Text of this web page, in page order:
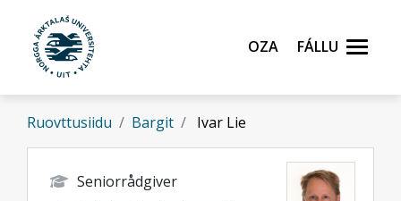
Gå til hovedinnhold
Oza
Fállu
Ruovttusiidu Bargit Ivar Lie
Seniorrådgiver